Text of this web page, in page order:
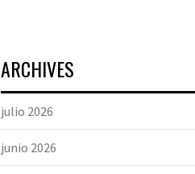
ARCHIVES
julio 2026
junio 2026